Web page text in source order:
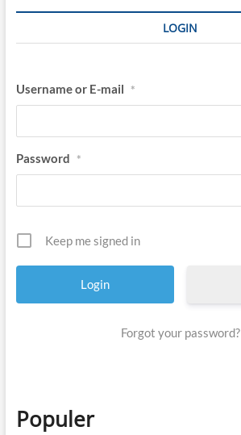
LOGIN
Username or E-mail *
Password *
Keep me signed in
Forgot your password?
Populer